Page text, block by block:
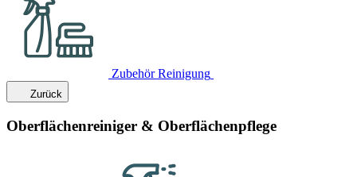
Zubehör Reinigung
Zurück
Oberflächenreiniger & Oberflächenpflege